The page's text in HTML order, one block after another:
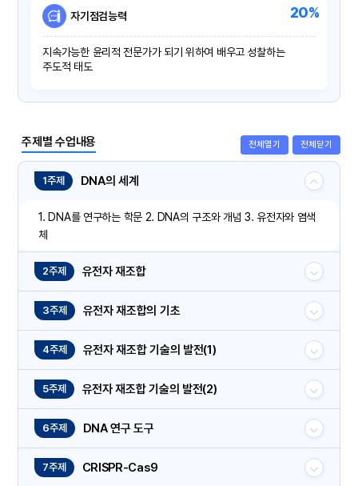
자기점검능력
지속가능한 윤리적 전문가가 되기 위하여 배우고 성찰하는
주도적 태도
20%
주제별 수업내용 전체열기 전체닫기
1주제 DNA의 세계
1. DNA를 연구하는 학문 2. DNA의 구조와 개념 3. 유전자와 염색
체
2주제 유전자 재조합
3주제 유전자 재조합의 기초
4주제 유전자 재조합 기술의 발전(1)
5주제 유전자 재조합 기술의 발전(2)
6주제 DNA 연구 도구
7주제 CRISPR-Cas9